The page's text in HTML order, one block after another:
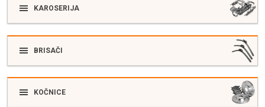
KAROSERIJA
BRISAČI
KOČNICE